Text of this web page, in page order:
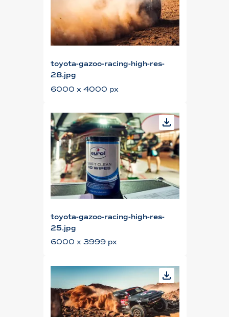
toyota-gazoo-racing-high-res-
28.jpg
6000 x 4000 px
toyota-gazoo-racing-high-res-
25.jpg
6000 x 3999 px